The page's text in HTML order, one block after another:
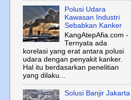
Polusi Udara
Kawasan Industri
Sebabkan Kanker
KangAtepAfia.com -
Ternyata ada
korelasi yang erat antara polusi
udara dengan penyakit kanker.
Hal itu berdasarkan penelitian
yang dilaku...
Solusi Banjir Jakarta